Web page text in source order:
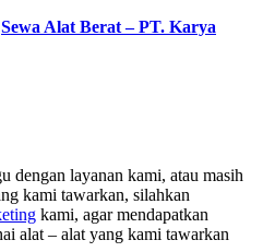
Sewa Alat Berat – PT. Karya
dengan layanan kami, atau masih
kami tawarkan, silahkan
kami, agar mendapatkan
alat – alat yang kami tawarkan